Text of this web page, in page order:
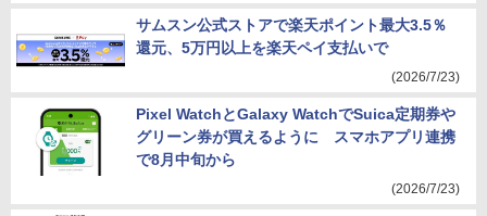
サムスン公式ストアで楽天ポイント最大3.5％
還元、5万円以上を楽天ペイ支払いで
(2026/7/23)
Pixel WatchとGalaxy WatchでSuica定期券や
グリーン券が買えるように スマホアプリ連携
で8月中旬から
(2026/7/23)